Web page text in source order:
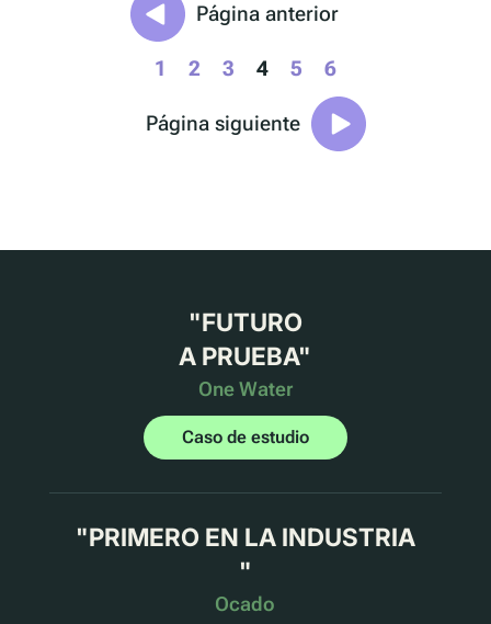
Página anterior
1 2 3 4 5 6
Página siguiente
"FUTURO
A PRUEBA"
One Water
Caso de estudio
"PRIMERO EN LA INDUSTRIA
"
Ocado